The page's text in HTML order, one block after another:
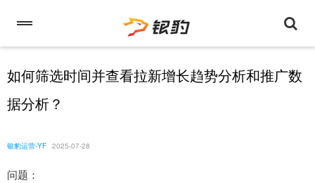
如何筛选时间并查看拉新增长趋势分析和推广数
据分析？
银豹运营-YF 2025-07-28
问题：